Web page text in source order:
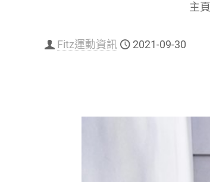
主頁
Fitz運動資訊 2021-09-30